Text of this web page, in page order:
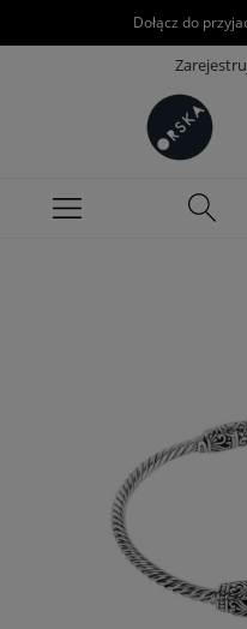
Dołącz do